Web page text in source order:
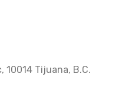
10014 Tijuana, B.C.